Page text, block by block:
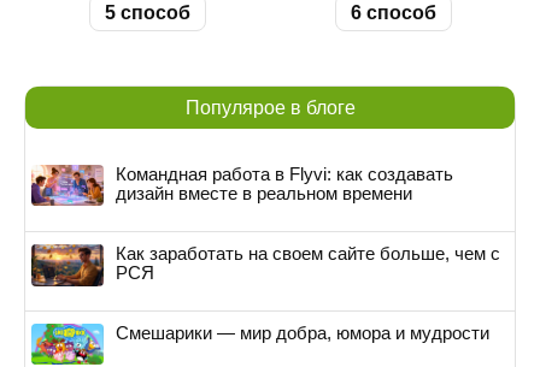
5 способ 6 способ
Популярое в блоге
Командная работа в Flyvi: как создавать
дизайн вместе в реальном времени
Как заработать на своем сайте больше, чем с
РСЯ
Смешарики — мир добра, юмора и мудрости